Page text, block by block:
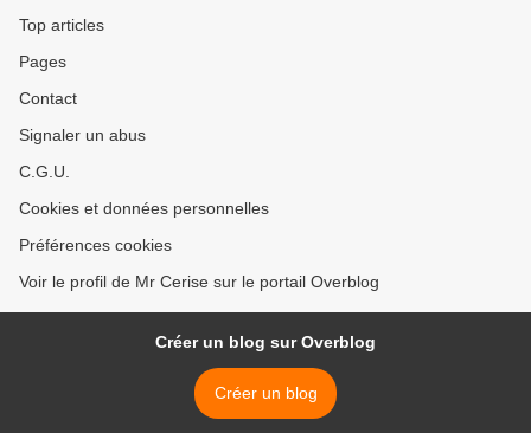
Top articles
Pages
Contact
Signaler un abus
C.G.U.
Cookies et données personnelles
Préférences cookies
Voir le profil de Mr Cerise sur le portail Overblog
Créer un blog sur Overblog
Créer un blog